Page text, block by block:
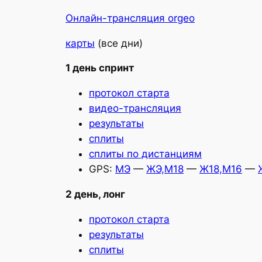
Онлайн-трансляция orgeo
карты (все дни)
1 день спринт
протокол старта
видео-трансляция
результаты
сплиты
сплиты по дистанциям
GPS: МЭ — ЖЭ,М18 — Ж18,М16 —
2 день, лонг
протокол старта
результаты
сплиты